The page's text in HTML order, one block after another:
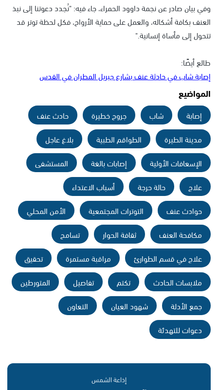
وفي بيان صادر عن نجمة داوود الحمراء، جاء فيه: "نُجدد دعوتنا إلى نبذ
العنف بكافة أشكاله، والعمل على حماية الأرواح، فكل لحظة توتر قد
تتحول إلى مأساة إنسانية."
طالع أيضًا:
إصابة شاب في حادثة عنف بشارع جبريل المطران في القدس
المواضيع
إصابة شاب جروح خطيرة
حادث عنف
مدينة الطيرة
الطواقم الطبية
بلاغ عاجل
الإسعافات الأولية
إصابات بالغة
المستشفى
علاج
حالة حرجة
أسباب الاعتداء
حوادث عنف
التوترات المجتمعية
الأمن المحلي
مكافحة العنف
ثقافة الحوار
تسامح
علاج في قسم الطوارئ
مراقبة مستمرة
تحقيق
ملابسات الحادث
تكتم تفاصيل
المتورطين
جمع الأدلة
شهود العيان
التعاون
دعوات للتهدئة
إذاعة الشمس